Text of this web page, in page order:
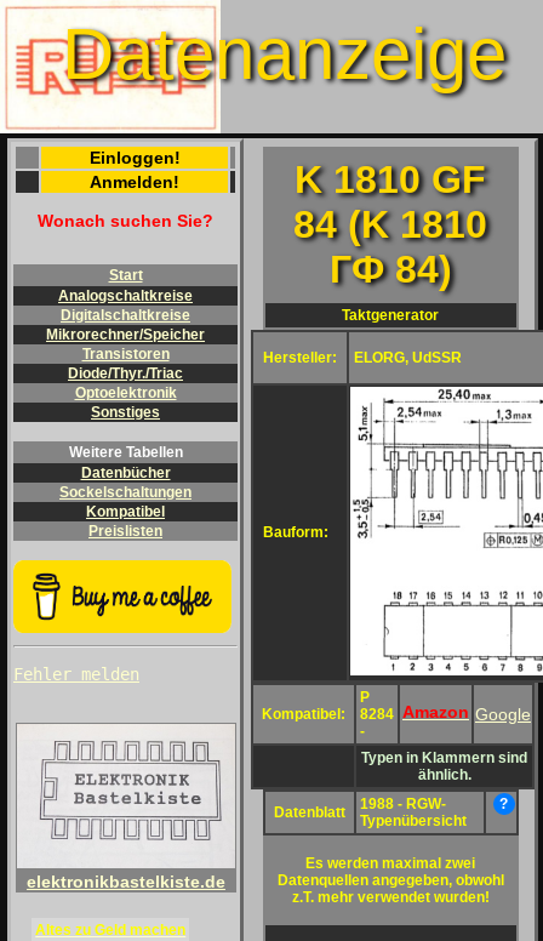
Datenanzeige
Einloggen!
Anmelden!
Wonach suchen Sie?
Start
Analogschaltkreise
Digitalschaltkreise
Mikrorechner/Speicher
Transistoren
Diode/Thyr./Triac
Optoelektronik
Sonstiges
Weitere Tabellen
Datenbücher
Sockelschaltungen
Kompatibel
Preislisten
Fehler melden
elektronikbastelkiste.de
Altes zu Geld machen
K 1810 GF
84 (K 1810
ГФ 84)
Taktgenerator
Hersteller: ELORG, UdSSR
Bauform:
Kompatibel:
P
8284
-
Amazon Google
Typen in Klammern sind
ähnlich.
Datenblatt
1988 - RGW-
Typenübersicht
?
Es werden maximal zwei
Datenquellen angegeben, obwohl
z.T. mehr verwendet wurden!